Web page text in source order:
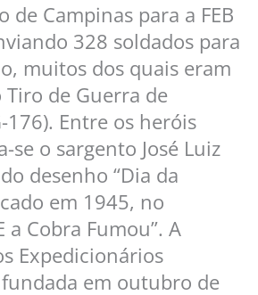
de Campinas para a FEB
328 soldados para
muitos dos quais eram
Tiro de Guerra de
176). Entre os heróis
se o sargento José Luiz
desenho “Dia da
em 1945, no
a Cobra Fumou”. A
Expedicionários
em outubro de